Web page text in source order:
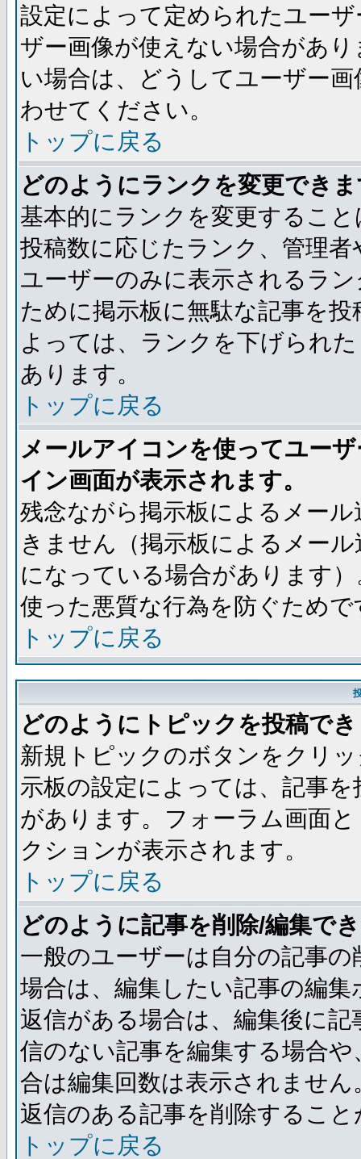
設定によって定められたユー
ザー画像が使えない場合があ
い場合は、どうしてユーザー
わせてください。
トップに戻る
どのようにランクを変更でき
基本的にランクを変更するこ
投稿数に応じたランク、管理
ユーザーのみに表示されるラ
ために掲示板に無駄な記事を
よっては、ランクを下げられ
あります。
トップに戻る
メールアイコンを使ってユー
イン画面が表示されます。
残念ながら掲示板によるメー
きません（掲示板によるメー
になっている場合があります
使った悪質な行為を防ぐためで
トップに戻る
どのようにトピックを投稿で
新規トピックのボタンをクリ
示板の設定によっては、記事
があります。フォーラム画面
クションが表示されます。
トップに戻る
どのように記事を削除/編集で
一般のユーザーは自分の記事
場合は、編集したい記事の編
返信がある場合は、編集後に
信のない記事を編集する場合
合は編集回数は表示されませ
返信のある記事を削除するこ
トップに戻る